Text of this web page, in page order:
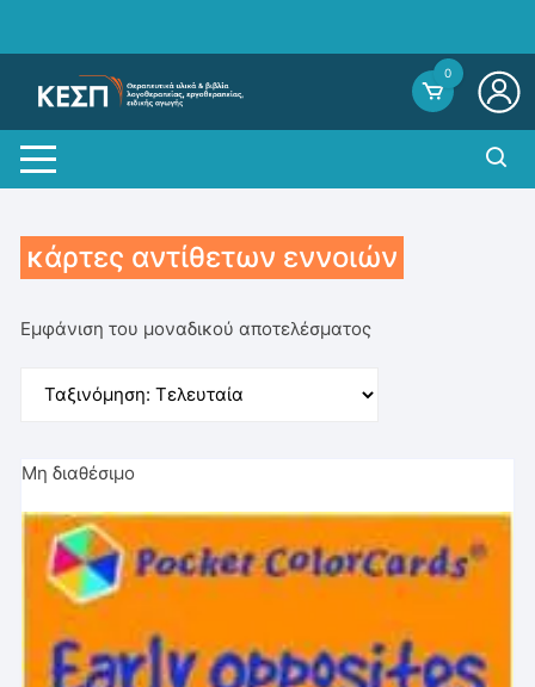
0
κάρτες αντίθετων εννοιών
Εμφάνιση του μοναδικού αποτελέσματος
Μη διαθέσιμο